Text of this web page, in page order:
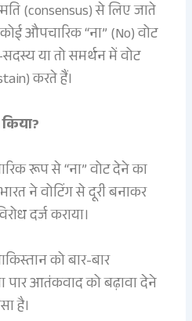
(consensus) से लिए जाते
औपचारिक “ना” (No) वोट
या तो समर्थन में वोट
करते हैं।
रूप से “ना” वोट देने का
ने वोटिंग से दूरी बनाकर
दर्ज कराया।
को बार-बार
आतंकवाद को बढ़ावा देने
है।